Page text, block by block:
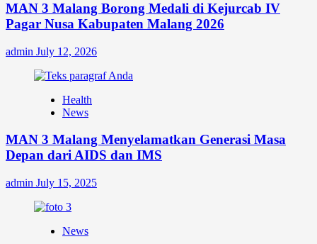
MAN 3 Malang Borong Medali di Kejurcab IV
Pagar Nusa Kabupaten Malang 2026
admin July 12, 2026
Health
News
MAN 3 Malang Menyelamatkan Generasi Masa
Depan dari AIDS dan IMS
admin July 15, 2025
News